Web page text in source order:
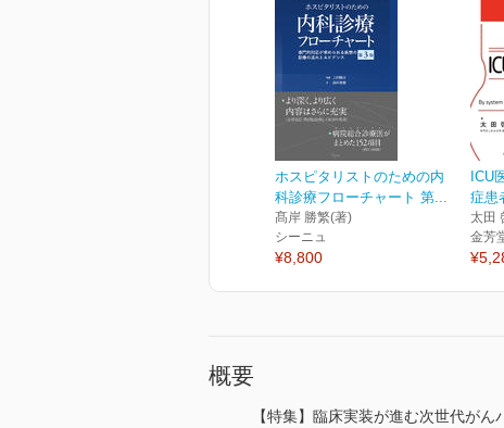
ホスピタリストのための内
科診療フローチャート 第...
髙岸 勝繁(著)
シーニュ
¥8,800
ICU
症患
太田
金芳
概要
【特集】臨床実装が進む次世代が